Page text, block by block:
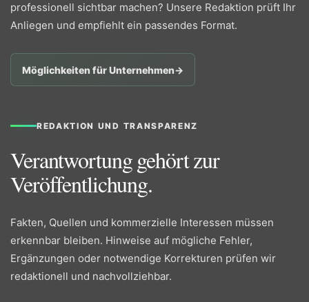
professionell sichtbar machen? Unsere Redaktion prüft Ihr
Anliegen und empfiehlt ein passendes Format.
Möglichkeiten für Unternehmen→
REDAKTION UND TRANSPARENZ
Verantwortung gehört zur
Veröffentlichung.
Fakten, Quellen und kommerzielle Interessen müssen
erkennbar bleiben. Hinweise auf mögliche Fehler,
Ergänzungen oder notwendige Korrekturen prüfen wir
redaktionell und nachvollziehbar.